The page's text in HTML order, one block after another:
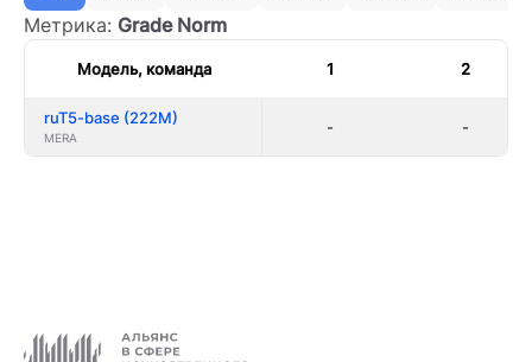
Метрика: Grade Norm
Модель, команда 1 2
ruT5-base (222M)
MERA
- -